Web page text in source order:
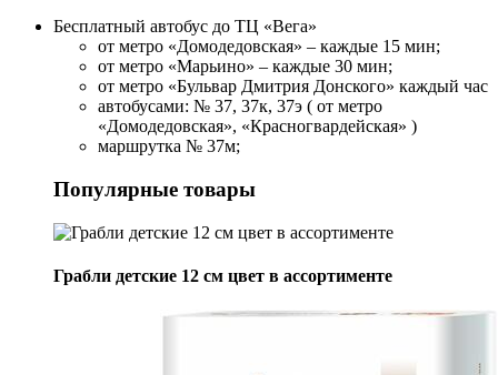
Бесплатный автобус до ТЦ «Вега»
от метро «Домодедовская» – каждые 15 мин;
от метро «Марьино» – каждые 30 мин;
от метро «Бульвар Дмитрия Донского» каждый час
автобусами: № 37, 37к, 37э ( от метро
«Домодедовская», «Красногвардейская» )
маршрутка № 37м;
Популярные товары
Грабли детские 12 см цвет в ассортименте